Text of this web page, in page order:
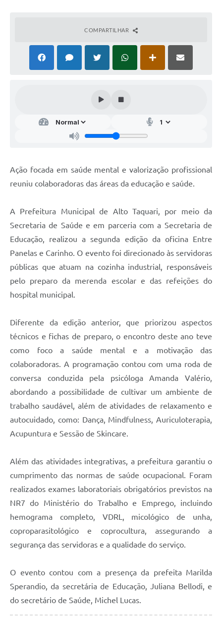
COMPARTILHAR
Ação focada em saúde mental e valorização profissional
reuniu colaboradoras das áreas da educação e saúde.
A Prefeitura Municipal de Alto Taquari, por meio da
Secretaria de Saúde e em parceria com a Secretaria de
Educação, realizou a segunda edição da oficina Entre
Panelas e Carinho. O evento foi direcionado às servidoras
públicas que atuam na cozinha industrial, responsáveis
pelo preparo da merenda escolar e das refeições do
hospital municipal.
Diferente da edição anterior, que priorizou aspectos
técnicos e fichas de preparo, o encontro deste ano teve
como foco a saúde mental e a motivação das
colaboradoras. A programação contou com uma roda de
conversa conduzida pela psicóloga Amanda Valério,
abordando a possibilidade de cultivar um ambiente de
trabalho saudável, além de atividades de relaxamento e
autocuidado, como: Dança, Mindfulness, Auriculoterapia,
Acupuntura e Sessão de Skincare.
Além das atividades integrativas, a prefeitura garantiu o
cumprimento das normas de saúde ocupacional. Foram
realizados exames laboratoriais obrigatórios previstos na
NR7 do Ministério do Trabalho e Emprego, incluindo
hemograma completo, VDRL, micológico de unha,
coproparasitológico e coprocultura, assegurando a
segurança das servidoras e a qualidade do serviço.
O evento contou com a presença da prefeita Marilda
Sperandio, da secretária de Educação, Juliana Bellodi, e
do secretário de Saúde, Michel Lucas.